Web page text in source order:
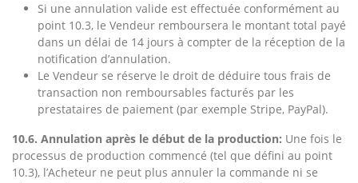
Si une annulation valide est effectuée conformément au
point 10.3, le Vendeur remboursera le montant total payé
dans un délai de 14 jours à compter de la réception de la
notification d’annulation.
Le Vendeur se réserve le droit de déduire tous frais de
transaction non remboursables facturés par les
prestataires de paiement (par exemple Stripe, PayPal).
10.6. Annulation après le début de la production: Une fois le
processus de production commencé (tel que défini au point
10.3), l’Acheteur ne peut plus annuler la commande ni se